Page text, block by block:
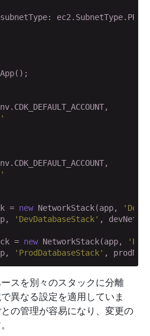
= new NetworkStack(app,
'DevDatabaseStack' ,
= new NetworkStack(app,
'ProdDatabaseStack'
スを別々のスタックに分離
異なる設定を適用していま
の管理が容易になり、変更の